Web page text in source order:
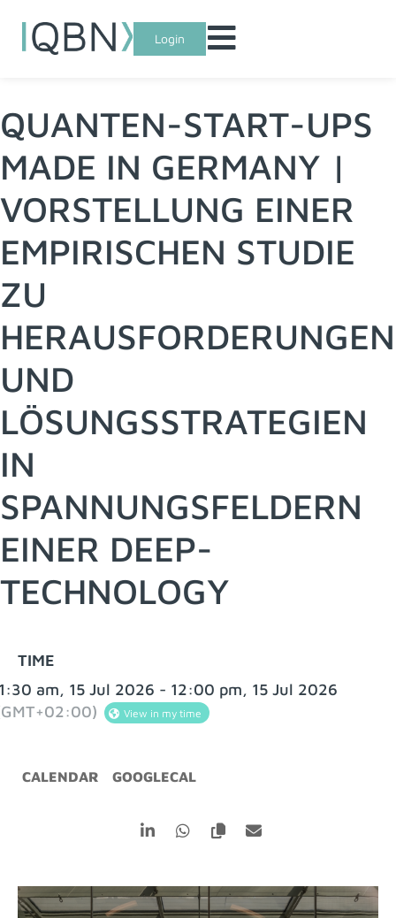
Login
QUANTEN-START-UPS
MADE IN GERMANY​​ | ​
VORSTELLUNG EINER
EMPIRISCHEN STUDIE
ZU
HERAUSFORDERUNGEN
UND
LÖSUNGSSTRATEGIEN
IN
SPANNUNGSFELDERN
EINER DEEP-
TECHNOLOGY​​
TIME
am, 15 Jul 2026 - 12:00 pm, 15 Jul 2026
View in my time
CALENDAR GOOGLECAL